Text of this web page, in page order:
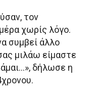
τον
χωρίς λόγο.
συμβεί άλλο
μιλάω είμαστε
δήλωσε η